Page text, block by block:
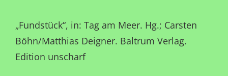
„Fundstück“, in: Tag am Meer. Hg.; Carsten
Böhn/Matthias Deigner. Baltrum Verlag.
Edition unscharf